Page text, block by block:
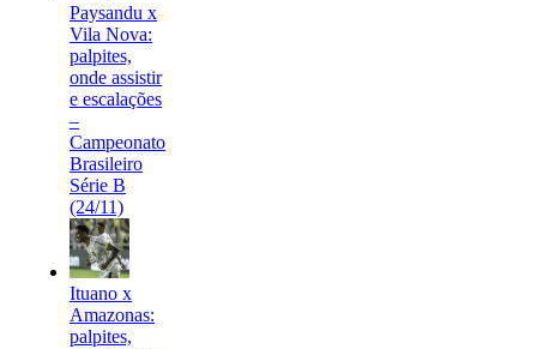
Paysandu x
Vila Nova:
palpites,
onde assistir
e escalações
–
Campeonato
Brasileiro
Série B
(24/11)
Ituano x
Amazonas:
palpites,